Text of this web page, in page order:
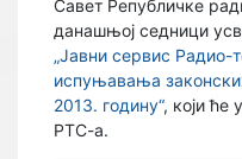
Савет Републичке
данашњој седници
„Јавни сервис Радио-
испуњавања
2013. годину“, који ће
РТС-а.